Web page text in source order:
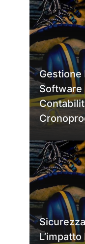
Gestione
Software